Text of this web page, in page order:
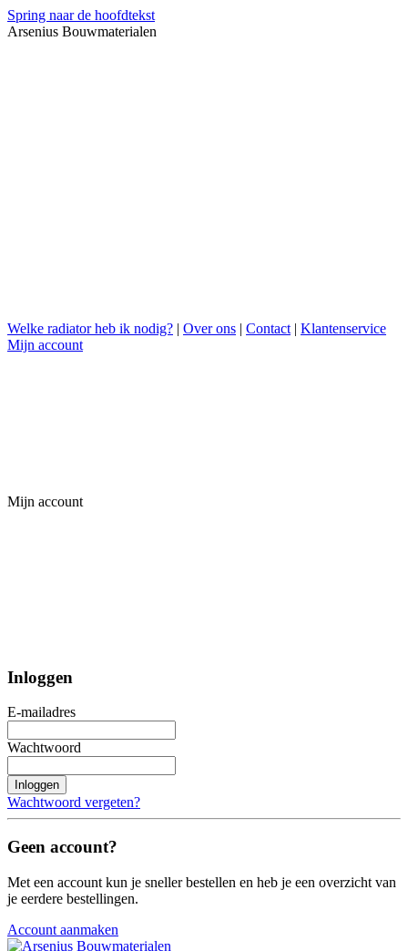
Spring naar de hoofdtekst
Arsenius Bouwmaterialen
Welke radiator heb ik nodig? | Over ons | Contact | Klantenservice
Mijn account
Mijn account
Inloggen
E-mailadres
Wachtwoord
Inloggen
Wachtwoord vergeten?
Geen account?
Met een account kun je sneller bestellen en heb je een overzicht van
je eerdere bestellingen.
Account aanmaken